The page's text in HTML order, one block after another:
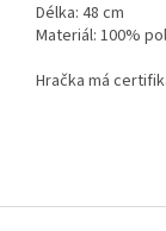
Délka: 48 cm
Materiál: 100%
Hračka má